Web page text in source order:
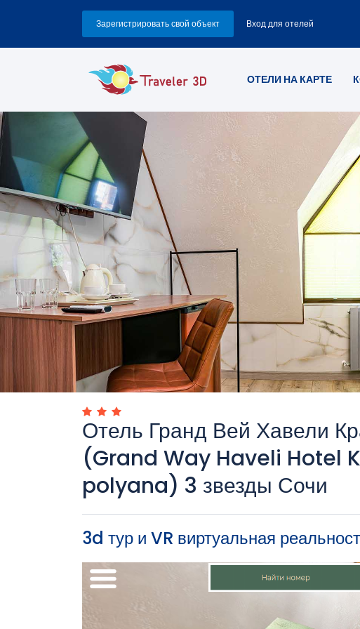
Зарегистрировать свой объект Вход для отелей
ОТЕЛИ НА КАРТЕ
Отель Гранд Вей Хавели
(Grand Way Haveli Hotel
polyana) 3 звезды Сочи
3d тур и VR виртуальная